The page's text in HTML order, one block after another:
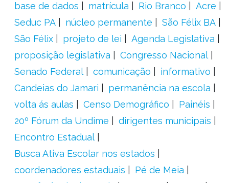
base de dados matrícula Rio Branco
Acre
Seduc PA
núcleo permanente
São Félix BA
São Félix
projeto de lei
Agenda Legislativa
proposição legislativa
Congresso Nacional
Senado Federal
comunicação
informativo
Candeias do Jamari
permanência na escola
volta ás aulas
Censo Demográfico
Painéis
20º Fórum da Undime
dirigentes municipais
Encontro Estadual
Busca Ativa Escolar nos estados
coordenadores estaduais
Pé de Meia